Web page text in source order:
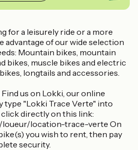
for a leisurely ride or a more
advantage of our wide selection
Mountain bikes, mountain
bikes, muscle bikes and electric
bikes, longtails and accessories.
Find us on Lokki, our online
type "Lokki Trace Verte" into
click directly on this link:
loueur/location-trace-verte On
you wish to rent, then pay
security.